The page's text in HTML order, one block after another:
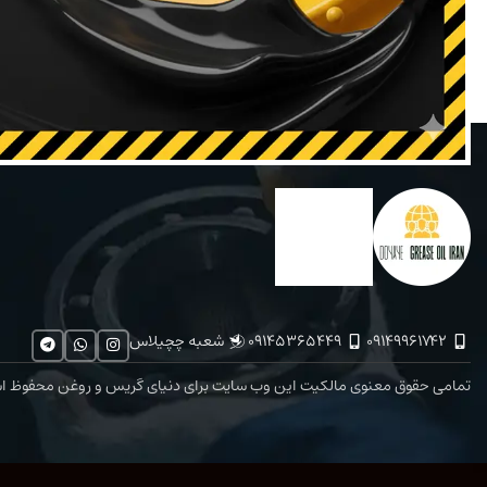
دنیای گریس و روغن ایران | فروش انواع گریس خارجی،
روغن موتور، گریس نسوز مخصوص بلبرینگ
ادامه مطلب
09149961742 ۰۹۱۴۵۳۶۵۴۴۹
شعبه چچیلاس
تمامی حقوق معنوی مالکیت این وب‌ سایت برای دنیای گریس و روغن محفوظ